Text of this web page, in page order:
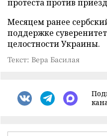
протеста против
Месяцем ранее
поддержке
целостности Украины.
Текст: Вера Басилая